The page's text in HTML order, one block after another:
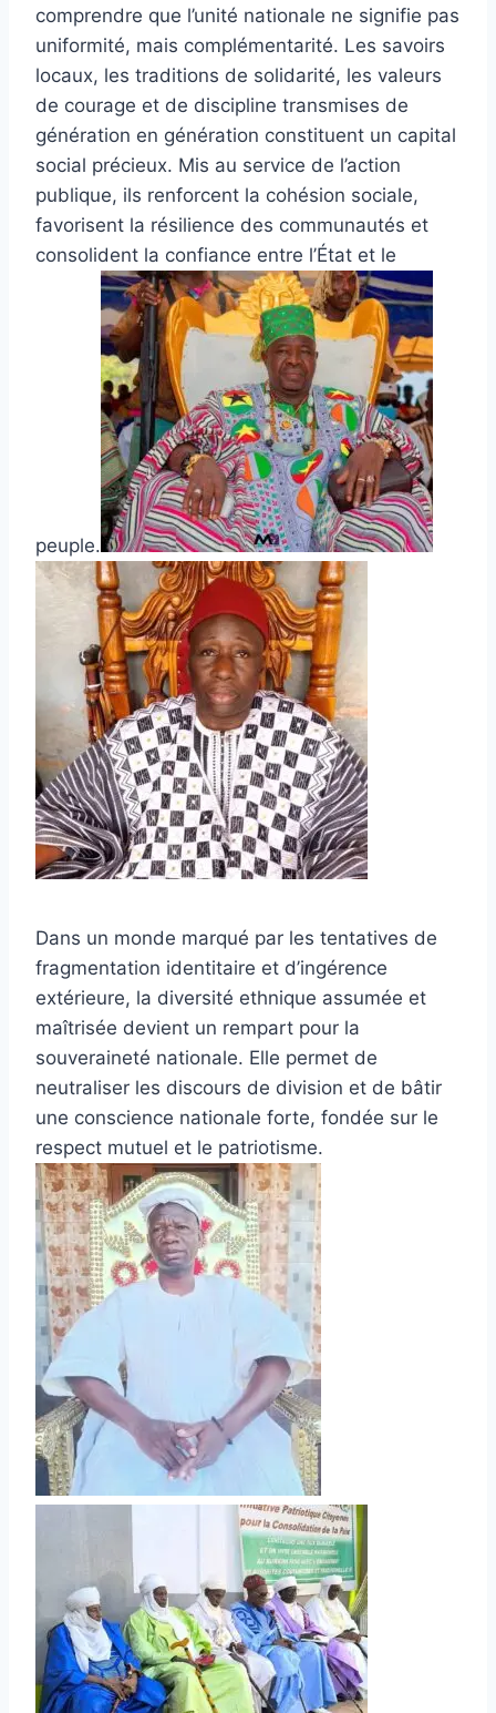
comprendre que l’unité nationale ne signifie pas
uniformité, mais complémentarité. Les savoirs
locaux, les traditions de solidarité, les valeurs
de courage et de discipline transmises de
génération en génération constituent un capital
social précieux. Mis au service de l’action
publique, ils renforcent la cohésion sociale,
favorisent la résilience des communautés et
consolident la confiance entre l’État et le
peuple.
Dans un monde marqué par les tentatives de
fragmentation identitaire et d’ingérence
extérieure, la diversité ethnique assumée et
maîtrisée devient un rempart pour la
souveraineté nationale. Elle permet de
neutraliser les discours de division et de bâtir
une conscience nationale forte, fondée sur le
respect mutuel et le patriotisme.